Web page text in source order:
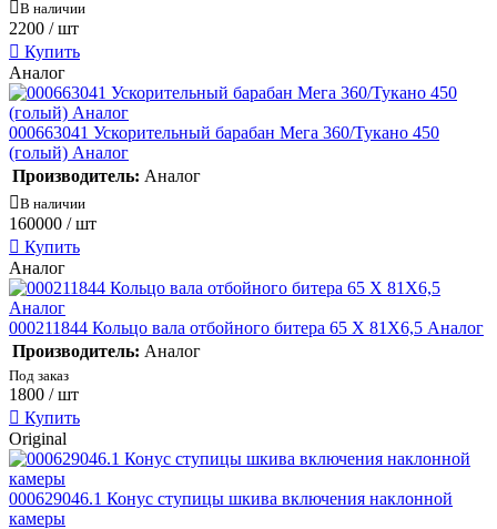
В наличии
2200 / шт
Купить
Аналог
000663041 Ускорительный барабан Мега 360/Тукано 450
(голый) Аналог
Производитель: Аналог
В наличии
160000 / шт
Купить
Аналог
000211844 Кольцо вала отбойного битера 65 X 81X6,5 Аналог
Производитель: Аналог
Под заказ
1800 / шт
Купить
Original
000629046.1 Конус ступицы шкива включения наклонной
камеры